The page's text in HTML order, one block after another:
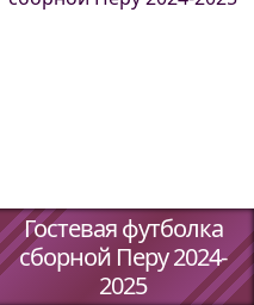
Гостевая футболка
сборной Перу 2024-
2025